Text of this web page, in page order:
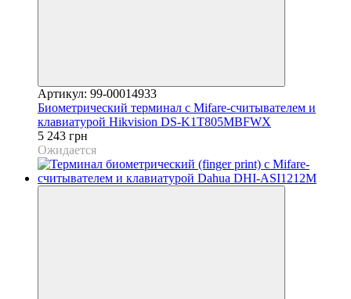
Артикул: 99-00014933
Биометрический терминал с Mifare-считывателем и
клавиатурой Hikvision DS-K1T805MBFWX
5 243 грн
Ожидается